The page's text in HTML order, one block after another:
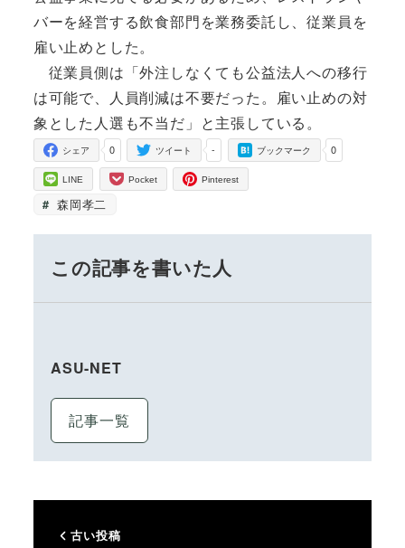
バーを経営する飲食部門を業務委託し、従業員を
雇い止めとした。
従業員側は「外注しなくても公益法人への移行
は可能で、人員削減は不要だった。雇い止めの対
象とした人選も不当だ」と主張している。
0
シェア -
ツイート 0
ブックマーク
LINE Pocket Pinterest
森岡孝二
この記事を書いた人
ASU-NET
記事一覧
古い投稿